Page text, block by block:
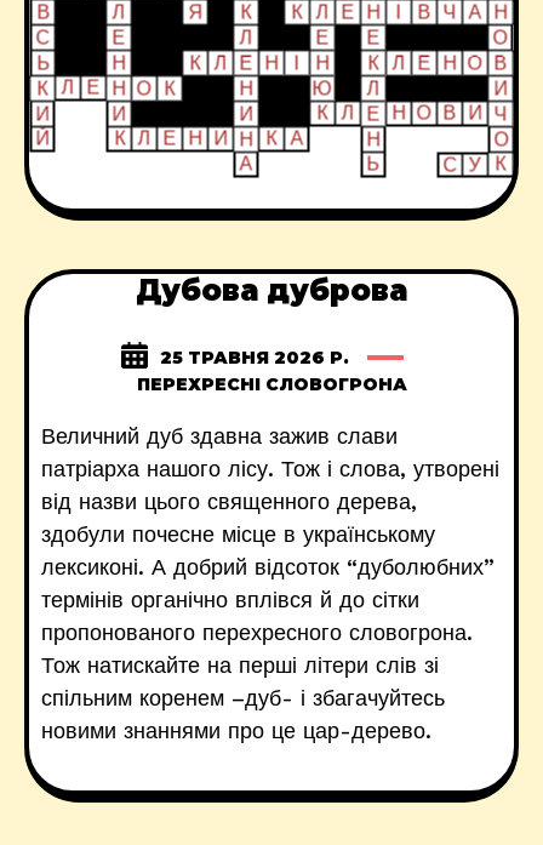
Дубова дуброва
25 ТРАВНЯ 2026 Р.
ПЕРЕХРЕСНІ СЛОВОГРОНА
Величний дуб здавна зажив слави
патріарха нашого лісу. Тож і слова, утворені
від назви цього священного дерева,
здобули почесне місце в українському
лексиконі. А добрий відсоток “дуболюбних”
термінів органічно вплівся й до сітки
пропонованого перехресного словогрона.
Тож натискайте на перші літери слів зі
спільним коренем –дуб- і збагачуйтесь
новими знаннями про це цар-дерево.